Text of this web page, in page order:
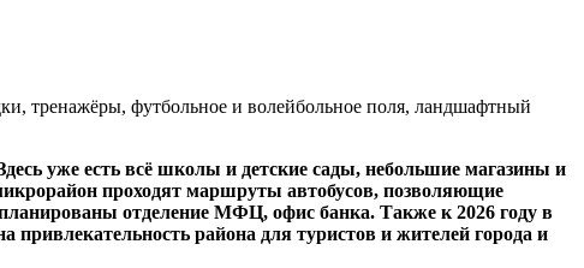
тренажёры, футбольное и волейбольное поля, ландшафтный
уже есть всё школы и детские сады, небольшие магазины и
проходят маршруты автобусов, позволяющие
отделение МФЦ, офис банка. Также к 2026 году в
района для туристов и жителей города и